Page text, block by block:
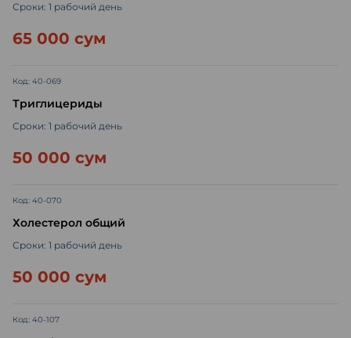
Сроки: 1 рабочий день
65 000 сум
Код: 40-069
Триглицериды
Сроки: 1 рабочий день
50 000 сум
Код: 40-070
Холестерол общий
Сроки: 1 рабочий день
50 000 сум
Код: 40-107